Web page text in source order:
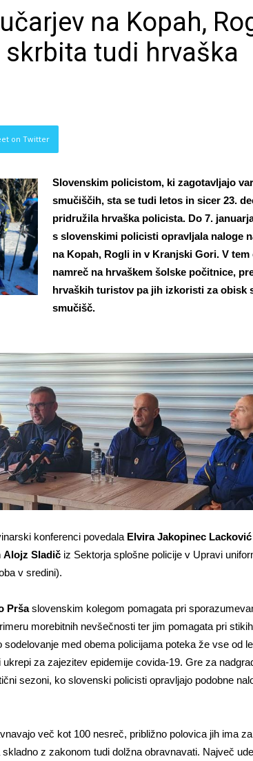
na Kopah,
skrbita tudi hrvaška
on Twitter
Slovenskim policistom, ki zagotavljajo
smučiščih, sta se tudi letos in sicer 23.
pridružila hrvaška policista. Do 7.
s slovenskimi policisti opravljala naloge
na Kopah, Rogli in v Kranjski Gori. V tem
namreč na hrvaškem šolske počitnice,
hrvaških turistov pa jih izkoristi za obisk
smučišč.
konferenci povedala Elvira Jakopinec Lacković
Alojz Sladič iz Sektorja splošne policije v Upravi
v sredini).
Pršaslovenskim kolegom pomagata pri
morebitnih nevšečnosti ter jim pomagata pri
med obema policijama poteka že vse od
za zajezitev epidemije covida-19. Gre za
sezoni, ko slovenski policisti opravljajo podobne
več kot 100 nesreč, približno polovica jih ima
z zakonom tudi dolžna obravnavati. Največ